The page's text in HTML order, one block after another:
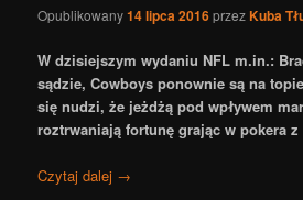
Opublikowany14 lipca 2016przezKuba
W dzisiejszym wydaniu NFL m.in.:
sądzie, Cowboys ponownie są na
się nudzi, że jeżdżą pod wpływem
roztrwaniają fortunę grając w pokera
Czytaj dalej →